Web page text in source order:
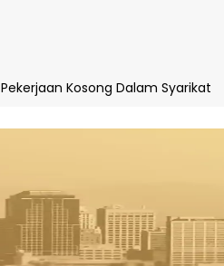
Pekerjaan Kosong Dalam Syarikat